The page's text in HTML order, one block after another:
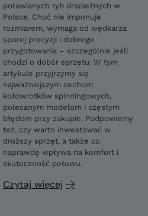
poławianych ryb drapieżnych w
Polsce. Choć nie imponuje
rozmiarem, wymaga od wędkarza
sporej precyzji i dobrego
przygotowania – szczególnie jeśli
chodzi o dobór sprzętu. W tym
artykule przyjrzymy się
najważniejszym cechom
kołowrotków spinningowych,
polecanym modelom i częstym
błędom przy zakupie. Podpowiemy
też, czy warto inwestować w
droższy sprzęt, a także co
naprawdę wpływa na komfort i
skuteczność połowu.
Czytaj więcej